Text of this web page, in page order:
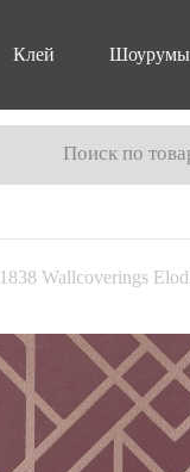
Клей Шоурумы
Поиск по
1838 Wallcoverings